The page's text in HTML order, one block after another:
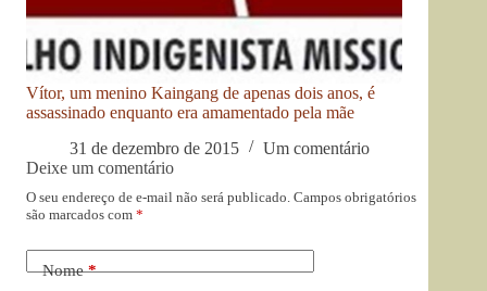
Vítor, um menino Kaingang de apenas dois anos, é
assassinado enquanto era amamentado pela mãe
31 de dezembro de 2015
Um comentário
Deixe um comentário
O seu endereço de e-mail não será publicado. Campos obrigatórios
são marcados com *
Nome*